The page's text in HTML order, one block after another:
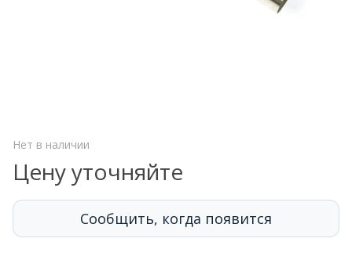
Нет в наличии
Цену уточняйте
Сообщить, когда появится